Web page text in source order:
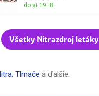
do st 19. 8.
Všetky Nitrazdroj letáky
, Tlmače a ďalšie.